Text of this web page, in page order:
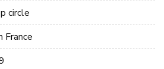
circle
France